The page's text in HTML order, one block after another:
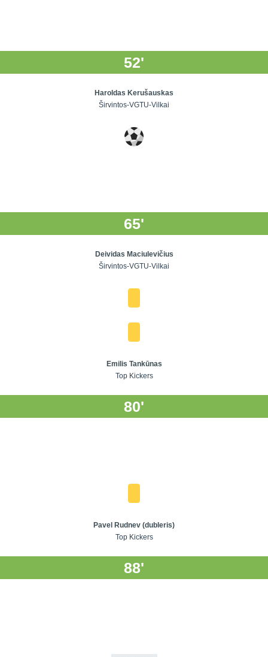
52'
Haroldas Kerušauskas
Širvintos-VGTU-Vilkai
65'
Deividas Maciulevičius
Širvintos-VGTU-Vilkai
Emilis Tankūnas
Top Kickers
80'
Pavel Rudnev (dubleris)
Top Kickers
88'